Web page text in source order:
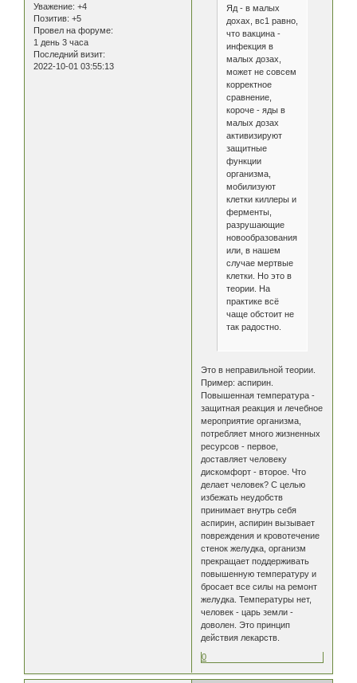
Уважение: +4
Позитив: +5
Провел на форуме:
1 день 3 часа
Последний визит:
2022-10-01 03:55:13
Яд - в малых
дохах, вс1 равно,
что вакцина -
инфекция в
малых дозах,
может не совсем
корректное
сравнение,
короче - яды в
малых дозах
активизируют
защитные
функции
организма,
мобилизуют
клетки киллеры и
ферменты,
разрушающие
новообразования
или, в нашем
случае мертвые
клетки. Но это в
теории. На
практике всё
чаще обстоит не
так радостно.
Это в неправильной теории.
Пример: аспирин.
Повышенная температура -
защитная реакция и лечебное
мероприятие организма,
потребляет много жизненных
ресурсов - первое,
доставляет человеку
дискомфорт - второе. Что
делает человек? С целью
избежать неудобств
принимает внутрь себя
аспирин, аспирин вызывает
повреждения и кровотечение
стенок желудка, организм
прекращает поддерживать
повышенную температуру и
бросает все силы на ремонт
желудка. Температуры нет,
человек - царь земли -
доволен. Это принцип
действия лекарств.
0